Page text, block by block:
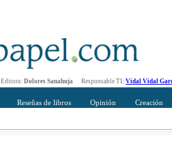
Editora: Dolores Sanahuja Responsable TI: Vidal Vidal
Reseñas de libros Opinión Creación